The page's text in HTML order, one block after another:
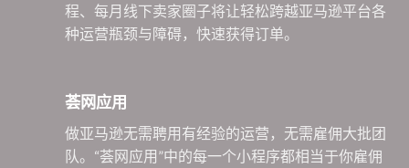
程、每月线下卖家圈子将让轻松跨越亚马逊平台各
种运营瓶颈与障碍，快速获得订单。
荟网应用
做亚马逊无需聘用有经验的运营，无需雇佣大批团
队。“荟网应用”中的每一个小程序都相当于你雇佣